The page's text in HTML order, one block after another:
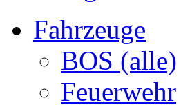
Fahrzeuge
BOS (alle)
Feuerwehr